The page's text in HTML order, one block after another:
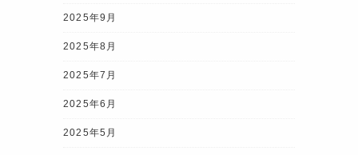
2025年9月
2025年8月
2025年7月
2025年6月
2025年5月